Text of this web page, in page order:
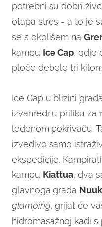
potrebni su dobri
otapa stres - a to je
se s okolišem na
kampu Ice Cap, gdje
ploče debele tri
Ice Cap u blizini grada
izvanrednu priliku za
ledenom pokrivaču.
izvedivo samo
ekspedicije.
kampu Kiattua, dva
glavnoga grada
glamping, grijat će
hidromasažnoj kadi